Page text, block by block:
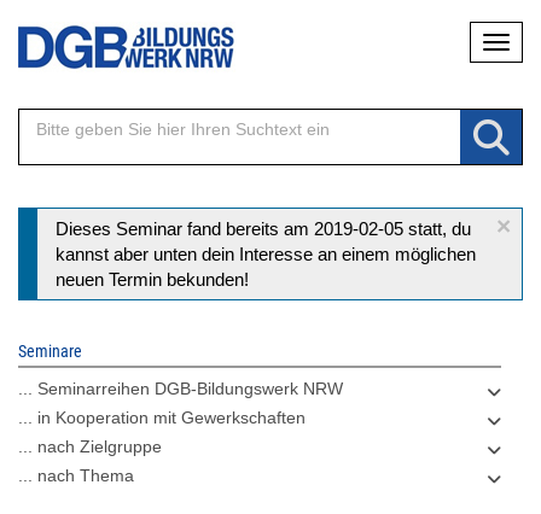
Direkt
Inhalt
×
Statusmeldung
Dieses Seminar fand bereits am 2019-02-05 statt, du
kannst aber unten dein Interesse an einem möglichen
neuen Termin bekunden!
Seminare
... Seminarreihen DGB-Bildungswerk NRW
... in Kooperation mit Gewerkschaften
... nach Zielgruppe
... nach Thema